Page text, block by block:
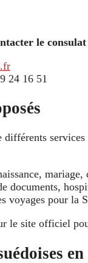
le
24 16 51
différents services
mariage,
documents,
voyages pour la
le site officiel